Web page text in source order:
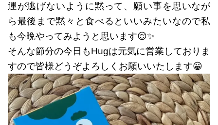
運が逃げないように黙って、願い事を思いなが
ら最後まで黙々と食べるといいみたいなので私
も今晩やってみようと思います😌✨
そんな節分の今日もHugは元気に営業しておりま
すので皆様どうぞよろしくお願いいたします😀